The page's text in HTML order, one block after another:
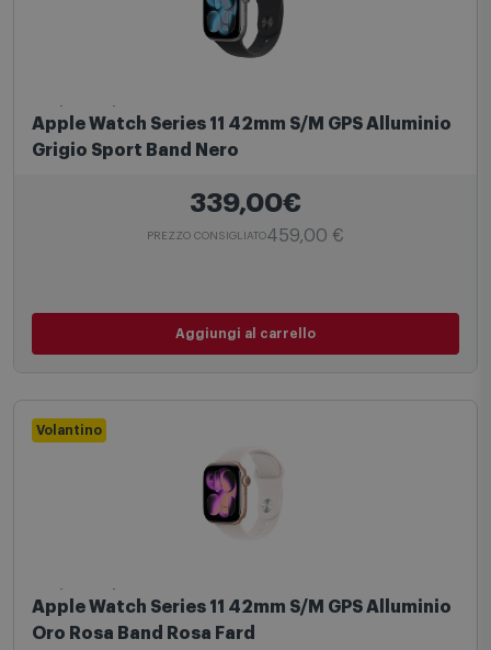
Apple Watch Series 11 42mm S/M GPS Alluminio
Grigio Sport Band Nero
339,00€
PREZZO CONSIGLIATO459,00 €
Aggiungi al carrello
Volantino
Apple Watch Series 11 42mm S/M GPS Alluminio
Oro Rosa Band Rosa Fard